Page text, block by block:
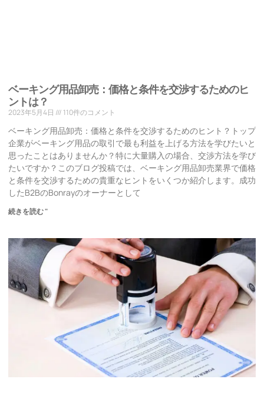
ベーキング用品卸売：価格と条件を交渉するためのヒ
ントは？
2023年5月4日 110件のコメント
ベーキング用品卸売：価格と条件を交渉するためのヒント？トップ
企業がベーキング用品の取引で最も利益を上げる方法を学びたいと
思ったことはありませんか？特に大量購入の場合、交渉方法を学び
たいですか？このブログ投稿では、ベーキング用品卸売業界で価格
と条件を交渉するための貴重なヒントをいくつか紹介します。成功
したB2BのBonrayのオーナーとして
続きを読む "